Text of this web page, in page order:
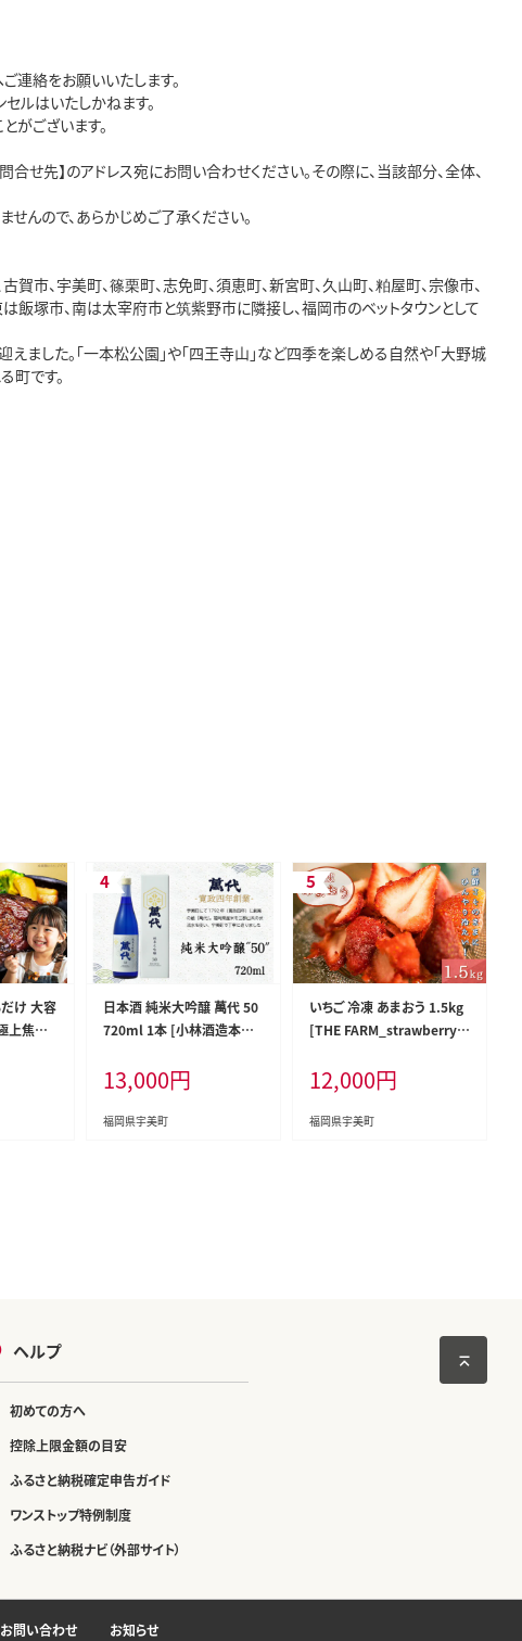
絡をお願いいたします。
ルはいたしかねます。
がございます。
先】のアドレス宛にお問い合わせください。その際に、当該部分、全体、
んので、あらかじめご了承ください。
市、宇美町、篠栗町、志免町、須恵町、新宮町、久山町、粕屋町、宗像市、
飯塚市、南は太宰府市と筑紫野市に隣接し、福岡市のベットタウンとして
した。「一本松公園」や「四王寺山」など四季を楽しめる自然や「大野城
町です。
け 大容
上焦が
凍 小分
肉 簡
日本酒 純米大吟醸 萬代 50
720ml 1本 [小林酒造本店
0000] 純米酒 酒 お酒 山田
錦 フルーティ
13,000円
福岡県宇美町
いちご 冷凍 あまおう 1.5kg
[THE FARM_strawberry
0002] イチゴ 苺 フルーツ
果実 甘い
12,000円
福岡県宇美町
ヘルプ
初めての方へ
控除上限金額の目安
ふるさと納税確定申告ガイド
ワンストップ特例制度
ふるさと納税ナビ（外部サイト）
お問い合わせ お知らせ